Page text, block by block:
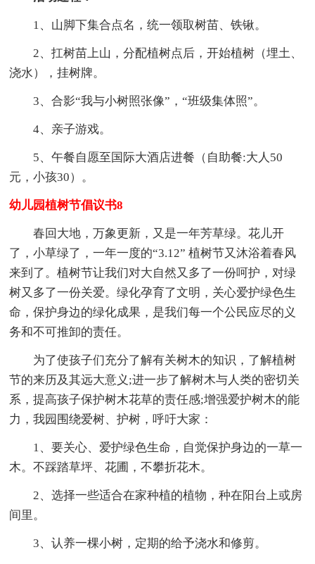
1、山脚下集合点名，统一领取树苗、铁锹。
2、扛树苗上山，分配植树点后，开始植树（埋土、
浇水），挂树牌。
3、合影“我与小树照张像”，“班级集体照”。
4、亲子游戏。
5、午餐自愿至国际大酒店进餐（自助餐:大人50
元，小孩30）。
幼儿园植树节倡议书8
春回大地，万象更新，又是一年芳草绿。花儿开
了，小草绿了，一年一度的“3.12” 植树节又沐浴着春风
来到了。植树节让我们对大自然又多了一份呵护，对绿
树又多了一份关爱。绿化孕育了文明，关心爱护绿色生
命，保护身边的绿化成果，是我们每一个公民应尽的义
务和不可推卸的责任。
为了使孩子们充分了解有关树木的知识，了解植树
节的来历及其远大意义;进一步了解树木与人类的密切关
系，提高孩子保护树木花草的责任感;增强爱护树木的能
力，我园围绕爱树、护树，呼吁大家：
1、要关心、爱护绿色生命，自觉保护身边的一草一
木。不踩踏草坪、花圃，不攀折花木。
2、选择一些适合在家种植的植物，种在阳台上或房
间里。
3、认养一棵小树，定期的给予浇水和修剪。